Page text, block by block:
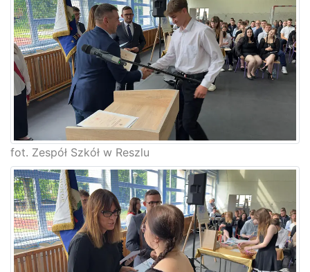
fot. Zespół Szkół w Reszlu